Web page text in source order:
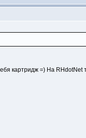
картридж =) На RHdotNet